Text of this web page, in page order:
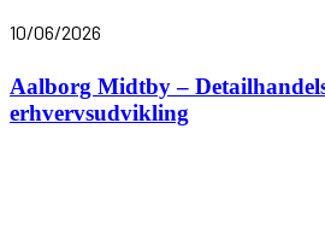
10/06/2026
Aalborg Midtby –
erhvervsudvikling